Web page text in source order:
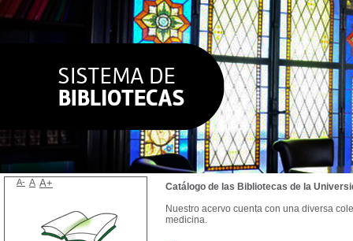
Catálogo de las Bibliotecas de la
Nuestro acervo cuenta con una diversa
medicina.
A- A A+